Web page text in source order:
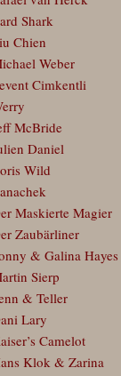
Shark
Chien
Weber
Cimkentli
McBride
Daniel
Wild
Maskierte Magier
Zaubärliner
& Galina Hayes
Sierp
& Teller
Lary
Camelot
Klok & Zarina